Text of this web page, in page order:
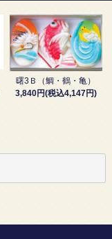
曙3Ｂ（鯛・鶴・亀）
3,840円(税込4,147円)